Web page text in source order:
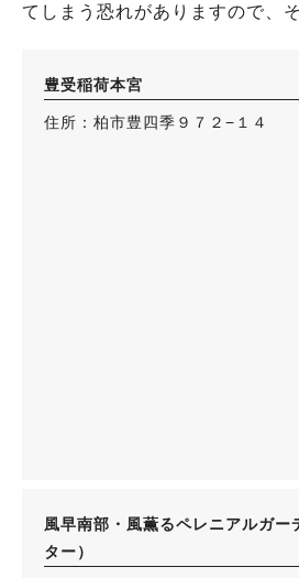
てしまう恐れがありますので、
豊受稲荷本宮
住所：柏市豊四季９７２−１４
風早南部・風薫るペレニアルガー
ター）